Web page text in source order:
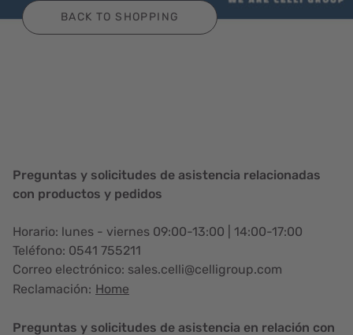
BACK TO SHOPPING
Preguntas y solicitudes de asistencia relacionadas
con productos y pedidos
Horario: lunes - viernes 09:00-13:00 | 14:00-17:00
Teléfono: 0541 755211
Correo electrónico: sales.celli@celligroup.com
Reclamación: Home
Preguntas y solicitudes de asistencia en relación con